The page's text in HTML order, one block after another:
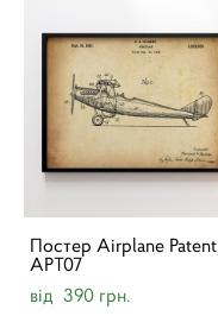
Постер Airplane Patent
APT07
від 390 грн.